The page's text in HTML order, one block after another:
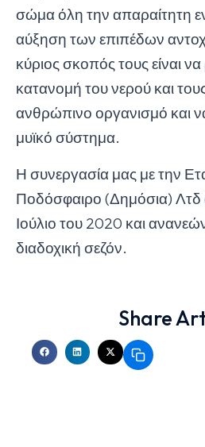
σώμα όλη την απαραίτητη
αύξηση των επιπέδων
κύριος σκοπός τους είναι
κατανομή του νερού και
ανθρώπινο οργανισμό και
μυϊκό σύστημα.
Η συνεργασία μας με την
Ποδόσφαιρο (Δημόσια) Λτδ
Ιούλιο του 2020 και
διαδοχική σεζόν.
Share